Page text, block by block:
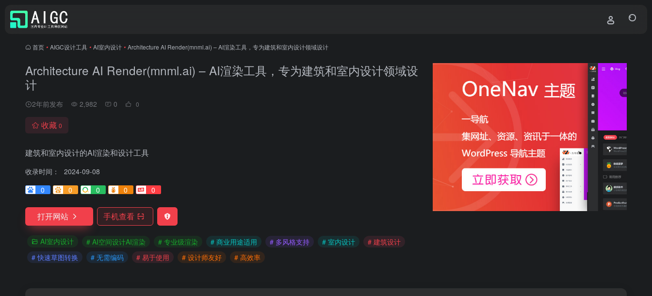
首页 • AIGC设计工具 • AI室内设计 • Architecture AI Render(mnml.ai) – AI渲染工具，专为建筑和室内设计领域设计
Architecture AI Render(mnml.ai) – AI渲染工具，专为建筑和室内设计领域设
计
2年前发布 2,982 0 0
收藏 0
建筑和室内设计的AI渲染和设计工具
收录时间：
2024-09-08
0
0 0 0 0
打开网站 手机查看
AI室内设计 # AI空间设计AI渲染 # 专业级渲染 # 商业用途适用 # 多风格支持 # 室内设计
# 建筑设计
# 快速草图转换
# 无需编码 # 易于使用 # 设计师友好 # 高效率